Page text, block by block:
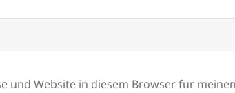
und Website in diesem Browser für